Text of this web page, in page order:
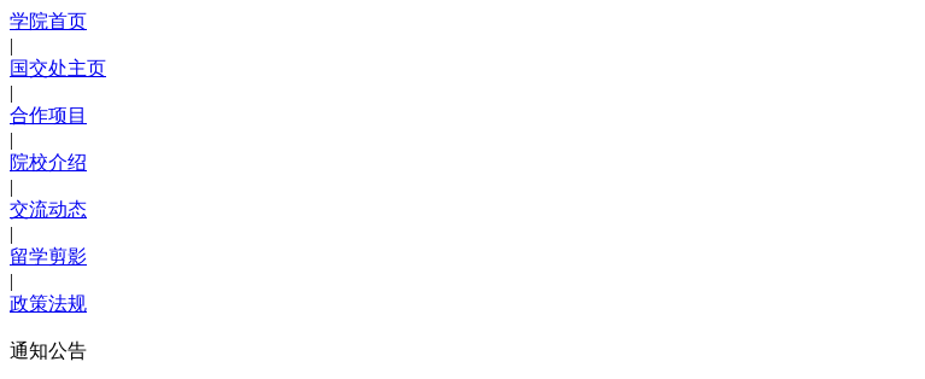
学院首页
|
国交处主页
|
合作项目
|
院校介绍
|
交流动态
|
留学剪影
|
政策法规
通知公告